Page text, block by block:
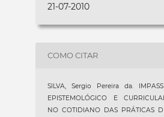
21-07-2010
COMO CITAR
SILVA, Sergio Pereira da.
EPISTEMOLÓGICO E
NO COTIDIANO DAS PRÁTICAS